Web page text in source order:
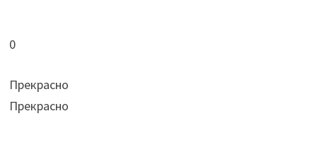
0
Прекрасно
Прекрасно